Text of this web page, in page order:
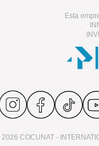
Esta
COCUNAT -